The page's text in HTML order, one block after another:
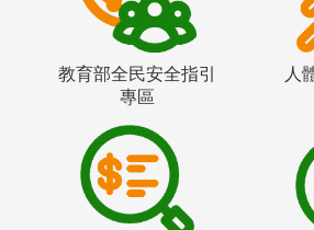
教育部全民安全指引
專區
人